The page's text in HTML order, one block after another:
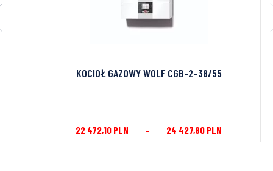
KOCIOŁ GAZOWY WOLF CGB-2-38/55
22 472,10 PLN – 24 427,80 PLN